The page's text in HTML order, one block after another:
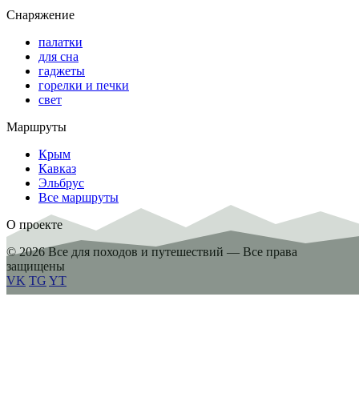
Снаряжение
палатки
для сна
гаджеты
горелки и печки
свет
Маршруты
Крым
Кавказ
Эльбрус
Все маршруты
О проекте
© 2026 Все для походов и путешествий — Все права
защищены
VK TG YT